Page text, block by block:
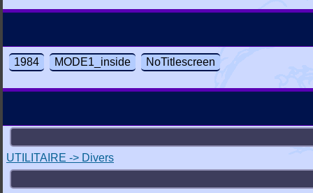
1984 MODE1_inside NoTitlescreen
UTILITAIRE -> Divers